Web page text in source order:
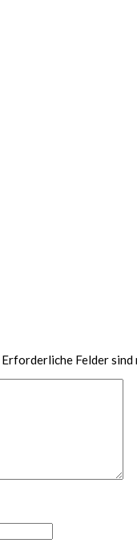
Erforderliche Felder sind